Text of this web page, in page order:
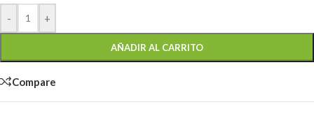
- +
AÑADIR AL CARRITO
Compare